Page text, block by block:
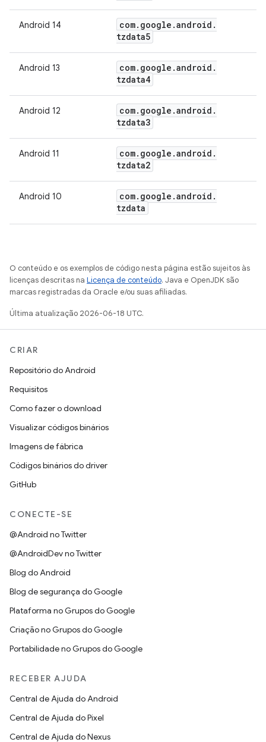
Android 14 com. google .android .
tzdata5
Android 13 com. google .android .
tzdata4
Android 12 com. google .android .
tzdata3
Android 11 com. google .android .
tzdata2
Android 10 com. google .android .
tzdata
O conteúdo e os exemplos de código nesta página estão sujeitos às
licenças descritas na Licença de conteúdo. Java e OpenJDK são
marcas registradas da Oracle e/ou suas afiliadas.
Última atualização 2026-06-18 UTC.
CRIAR
Repositório do Android
Requisitos
Como fazer o download
Visualizar códigos binários
Imagens de fábrica
Códigos binários do driver
GitHub
CONECTE-SE
@Android no Twitter
@AndroidDev no Twitter
Blog do Android
Blog de segurança do Google
Plataforma no Grupos do Google
Criação no Grupos do Google
Portabilidade no Grupos do Google
RECEBER AJUDA
Central de Ajuda do Android
Central de Ajuda do Pixel
Central de Ajuda do Nexus